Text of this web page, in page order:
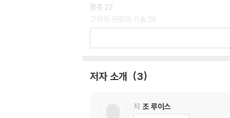
품종 22
고양이 관찰의 기술 26
트리거 스태킹 30
우리 고양이는 방에서 쌩쌩 달려요 38
저자 소개 3
저 조 루이스